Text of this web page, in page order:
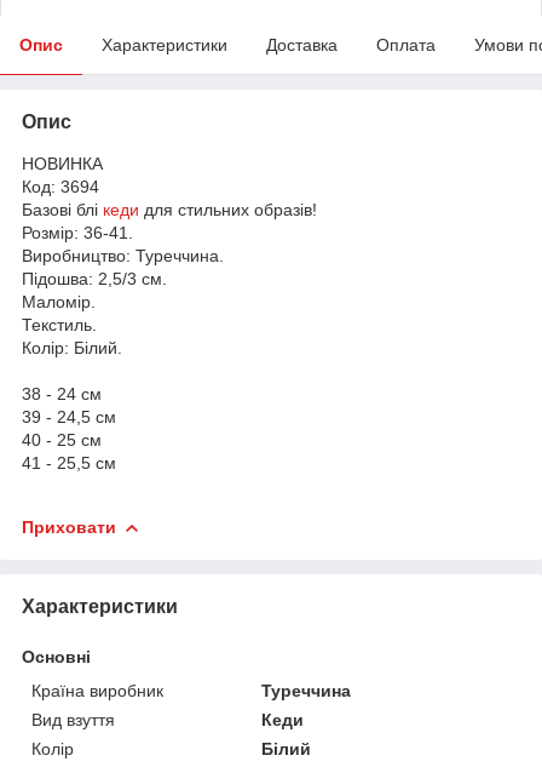
Опис Характеристики Доставка Оплата Умови
Опис
НОВИНКА
Код: 3694
Базові блі кеди для стильних образів!
Розмір: 36-41.
Виробництво: Туреччина.
Підошва: 2,5/3 см.
Маломір.
Текстиль.
Колір: Білий.
38 - 24 см
39 - 24,5 см
40 - 25 см
41 - 25,5 см
Приховати
Характеристики
Основні
Країна виробник
Туреччина
Вид взуття
Кеди
Колір
Білий